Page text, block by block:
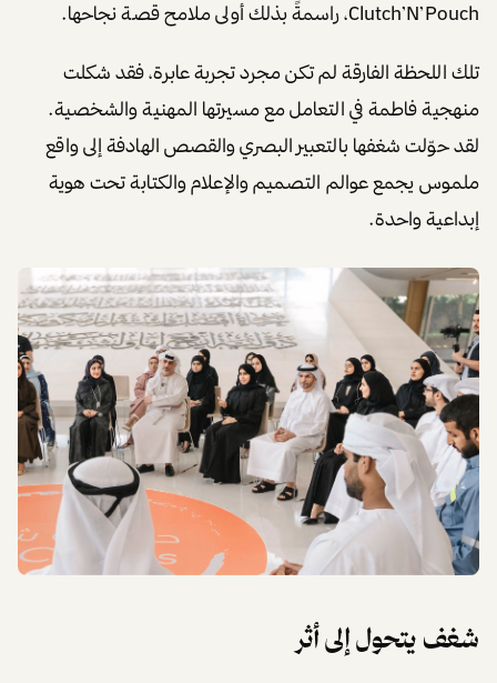
Clutch’N’Pouch، راسمةً بذلك أولى ملامح قصة نجاحها.
تلك اللحظة الفارقة لم تكن مجرد تجربة عابرة، فقد شكلت
منهجية فاطمة في التعامل مع مسيرتها المهنية والشخصية.
لقد حوّلت شغفها بالتعبير البصري والقصص الهادفة إلى واقع
ملموس يجمع عوالم التصميم والإعلام والكتابة تحت هوية
إبداعية واحدة.
شغف يتحول إلى أثر